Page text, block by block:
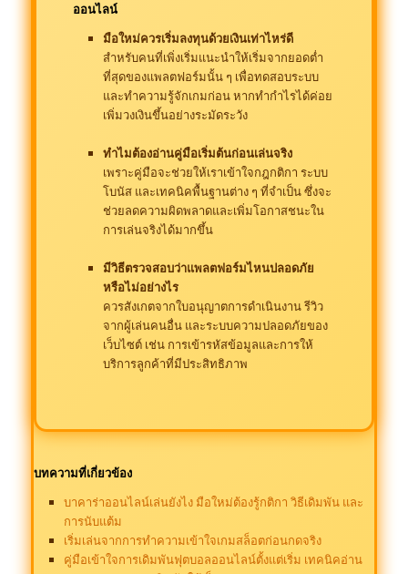
ออนไลน์
มือใหม่ควรเริ่มลงทุนด้วยเงินเท่าไหร่ดี
สำหรับคนที่เพิ่งเริ่มแนะนำให้เริ่มจากยอดต่ำ
ที่สุดของแพลตฟอร์มนั้น ๆ เพื่อทดสอบระบบ
และทำความรู้จักเกมก่อน หากทำกำไรได้ค่อย
เพิ่มวงเงินขึ้นอย่างระมัดระวัง
ทำไมต้องอ่านคู่มือเริ่มต้นก่อนเล่นจริง
เพราะคู่มือจะช่วยให้เราเข้าใจกฎกติกา ระบบ
โบนัส และเทคนิคพื้นฐานต่าง ๆ ที่จำเป็น ซึ่งจะ
ช่วยลดความผิดพลาดและเพิ่มโอกาสชนะใน
การเล่นจริงได้มากขึ้น
มีวิธีตรวจสอบว่าแพลตฟอร์มไหนปลอดภัย
หรือไม่อย่างไร
ควรสังเกตจากใบอนุญาตการดำเนินงาน รีวิว
จากผู้เล่นคนอื่น และระบบความปลอดภัยของ
เว็บไซต์ เช่น การเข้ารหัสข้อมูลและการให้
บริการลูกค้าที่มีประสิทธิภาพ
บทความที่เกี่ยวข้อง
บาคาร่าออนไลน์เล่นยังไง มือใหม่ต้องรู้กติกา วิธีเดิมพัน และ
การนับแต้ม
เริ่มเล่นจากการทำความเข้าใจเกมสล็อตก่อนกดจริง
คู่มือเข้าใจการเดิมพันฟุตบอลออนไลน์ตั้งแต่เริ่ม เทคนิคอ่าน